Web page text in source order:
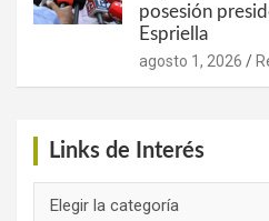
posesión
Espriella
agosto 1, 2026
Links de Interés